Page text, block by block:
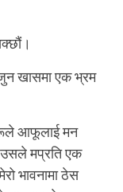
जुन खासमा एक भ्रम
आफूलाई मन
मप्रति एक
भावनामा ठेस